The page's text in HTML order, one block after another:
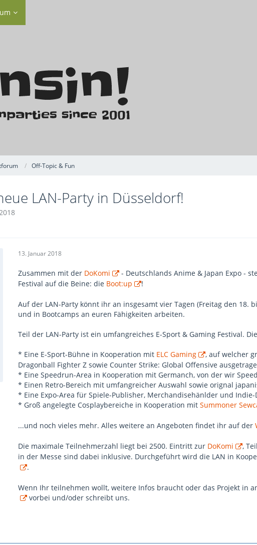
Off-Topic & Fun
LAN-Party in Düsseldorf!
13. Januar 2018
Zusammen mit der DoKomi
- Deutschlands Anime & Japan Expo -
Festival auf die Beine: die Boot:up !
Auf der LAN-Party könnt ihr an insgesamt vier Tagen (Freitag den
und in Bootcamps an euren Fähigkeiten arbeiten.
Teil der LAN-Party ist ein umfangreiches E-Sport & Gaming Festival.
* Eine E-Sport-Bühne in Kooperation mit ELC Gaming
, auf welcher
Dragonball Fighter Z sowie Counter Strike: Global Offensive
* Eine Speedrun-Area in Kooperation mit Germanch, von der wir
* Einen Retro-Bereich mit umfangreicher Auswahl sowie orignal
* Eine Expo-Area für Spiele-Publisher, Merchandisehänlder und Indie-
* Groß angelegte Cosplaybereiche in Kooperation mit Summoner
...und noch vieles mehr. Alles weitere an Angeboten findet ihr auf der
Die maximale Teilnehmerzahl liegt bei 2500. Eintritt zur DoKomi
,
in der Messe sind dabei inklusive. Durchgeführt wird die LAN in
.
Wenn Ihr teilnehmen wollt, weitere Infos braucht oder das Projekt in
vorbei und/oder schreibt uns.